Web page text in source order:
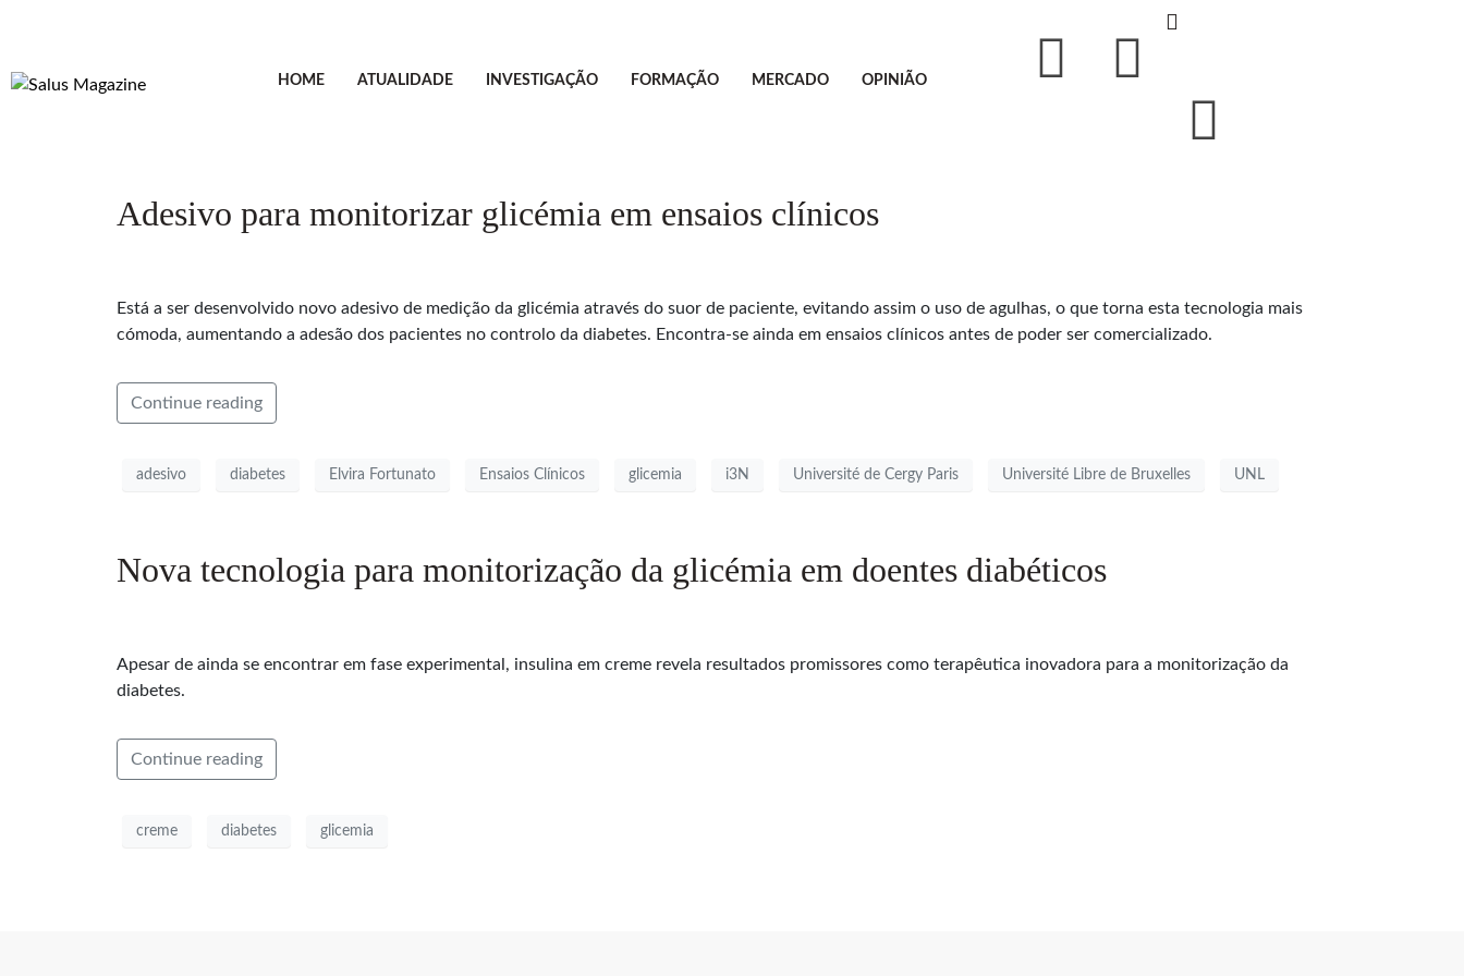
HOME ATUALIDADE INVESTIGAÇÃO FORMAÇÃO MERCADO OPINIÃO
Adesivo para monitorizar glicémia em ensaios clínicos
Está a ser desenvolvido novo adesivo de medição da glicémia através do suor de paciente, evitando assim o uso de agulhas, o que torna esta tecnologia mais
cómoda, aumentando a adesão dos pacientes no controlo da diabetes. Encontra-se ainda em ensaios clínicos antes de poder ser comercializado.
Continue reading
adesivo diabetes Elvira Fortunato Ensaios Clínicos glicemia i3N Université de Cergy Paris Université Libre de Bruxelles UNL
Nova tecnologia para monitorização da glicémia em doentes diabéticos
Apesar de ainda se encontrar em fase experimental, insulina em creme revela resultados promissores como terapêutica inovadora para a monitorização da
diabetes.
Continue reading
creme diabetes glicemia